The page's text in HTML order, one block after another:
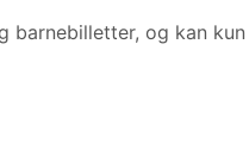
barnebilletter, og kan